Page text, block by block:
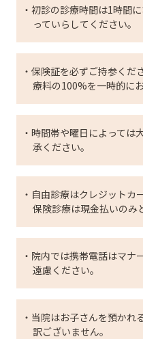
・初診の診療時間は1時間
っていらしてください。
・保険証を必ずご持参くだ
療料の100%を一時的に
・時間帯や曜日によっては
承ください。
・自由診療はクレジットカ
保険診療は現金払いのみ
・院内では携帯電話はマナ
遠慮ください。
・当院はお子さんを預かれ
訳ございません。